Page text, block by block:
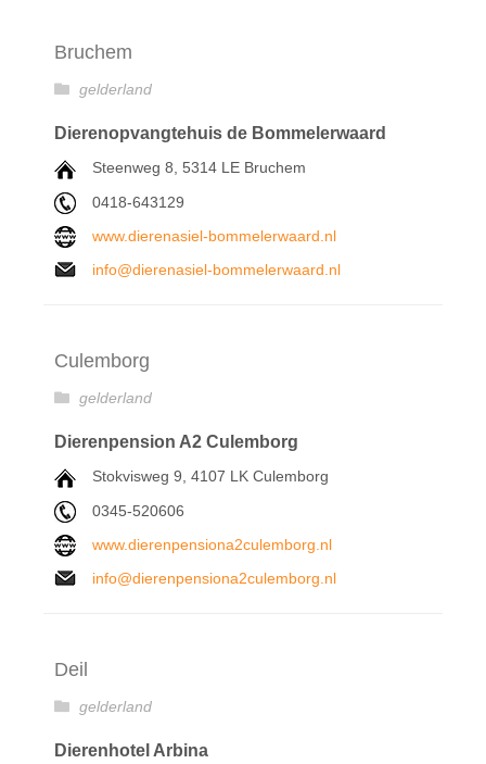
Bruchem
gelderland
Dierenopvangtehuis de Bommelerwaard
Steenweg 8, 5314 LE Bruchem
0418-643129
www.dierenasiel-bommelerwaard.nl
info@dierenasiel-bommelerwaard.nl
Culemborg
gelderland
Dierenpension A2 Culemborg
Stokvisweg 9, 4107 LK Culemborg
0345-520606
www.dierenpensiona2culemborg.nl
info@dierenpensiona2culemborg.nl
Deil
gelderland
Dierenhotel Arbina